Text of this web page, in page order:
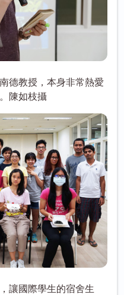
德教授，本身非常熱愛
陳如枝攝
讓國際學生的宿舍生